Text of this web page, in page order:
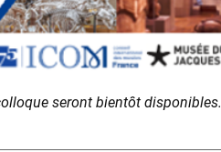
seront bientôt disponibles.